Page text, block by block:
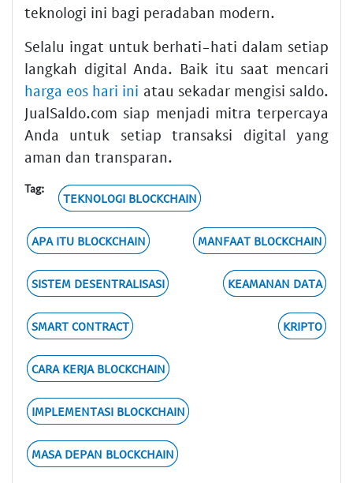
teknologi ini bagi peradaban modern.
Selalu ingat untuk berhati-hati dalam setiap
langkah digital Anda. Baik itu saat mencari
harga eos hari ini atau sekadar mengisi saldo.
JualSaldo.com siap menjadi mitra terpercaya
Anda untuk setiap transaksi digital yang
aman dan transparan.
Tag:
TEKNOLOGI BLOCKCHAIN
APA ITU BLOCKCHAIN MANFAAT BLOCKCHAIN
SISTEM DESENTRALISASI KEAMANAN DATA
SMART CONTRACT KRIPTO
CARA KERJA BLOCKCHAIN
IMPLEMENTASI BLOCKCHAIN
MASA DEPAN BLOCKCHAIN